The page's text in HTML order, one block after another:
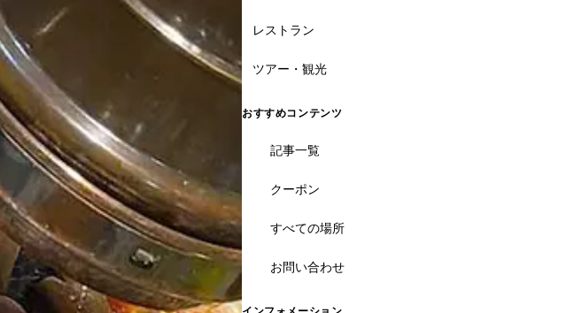
レストラン
ツアー・観光
おすすめコンテンツ
記事一覧
クーポン
すべての場所
お問い合わせ